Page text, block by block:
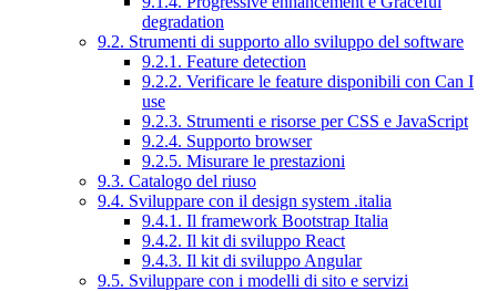
degradation
9.2. Strumenti di supporto allo sviluppo del software
9.2.1. Feature detection
9.2.2. Verificare le feature disponibili con Can I
use
9.2.3. Strumenti e risorse per CSS e JavaScript
9.2.4. Supporto browser
9.2.5. Misurare le prestazioni
9.3. Catalogo del riuso
9.4. Sviluppare con il design system .italia
9.4.1. Il framework Bootstrap Italia
9.4.2. Il kit di sviluppo React
9.4.3. Il kit di sviluppo Angular
9.5. Sviluppare con i modelli di sito e servizi